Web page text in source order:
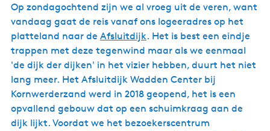
Op zondagochtend zijn we al vroeg uit de veren, want
vandaag gaat de reis vanaf ons logeeradres op het
platteland naar de Afsluitdijk. Het is best een eindje
trappen met deze tegenwind maar als we eenmaal
'de dijk der dijken' in het vizier hebben, duurt het niet
lang meer. Het Afsluitdijk Wadden Center bij
Kornwerderzand werd in 2018 geopend, het is een
opvallend gebouw dat op een schuimkraag aan de
dijk lijkt. Voordat we het bezoekerscentrum